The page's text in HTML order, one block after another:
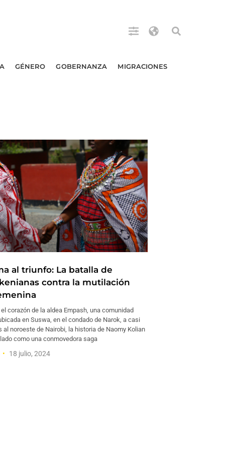
GÉNERO GOBERNANZA MIGRACIONES
al triunfo: La batalla de
contra la mutilación
corazón de la aldea Empash, una comunidad
en Suswa, en el condado de Narok, a casi
al noroeste de Nairobi, la historia de Naomy Kolian
como una conmovedora saga
18 julio, 2024